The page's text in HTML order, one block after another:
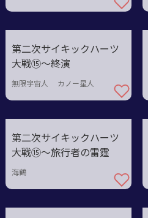
第二次サイキックハーツ
大戦⑮〜終演
無限宇宙人 カノー星人
第二次サイキックハーツ
大戦⑮〜旅行者の雷霆
海鶴